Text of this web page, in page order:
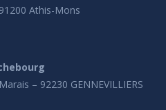
Athis-Mons
– 92230 GENNEVILLIERS